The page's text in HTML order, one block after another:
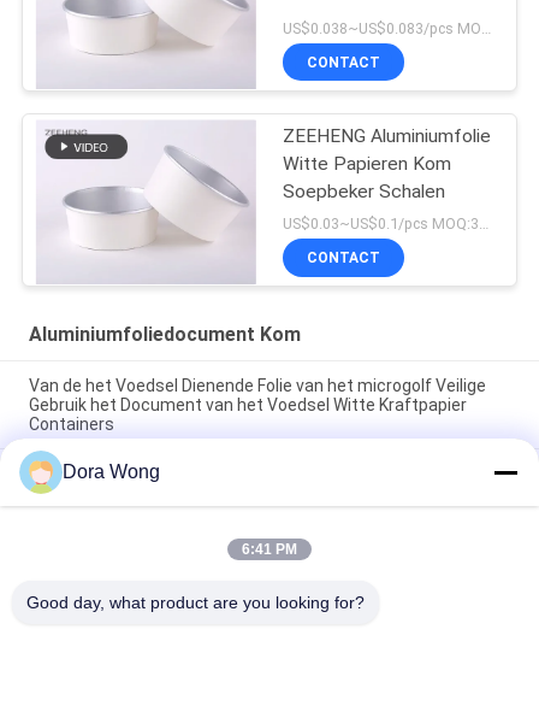
CONTACT
ZEEHENG Aluminiumfolie
Witte Papieren Kom
Soepbeker Schalen
US$0.03~US$0.1/pcs MOQ:30000pcs
CONTACT
Aluminiumfoliedocument Kom
Van de het Voedsel Dienende Folie van het microgolf Veilige
Gebruik het Document van het Voedsel Witte Kraftpapier
Containers
Van de de olieweerstand van de voedselrang stevige van de
het aluminiumfolie meeneem ronde de komcontainer met
deksel
Enige het Document van de Muuraluminium Met een laag
Dora Wong
6:41 PM
Good day, what product are you looking for?